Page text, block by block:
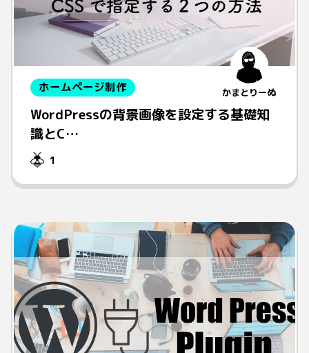
ホームページ制作
WordPressの背景画像を設定する基礎知
識とC…
1
かまとりーぬ